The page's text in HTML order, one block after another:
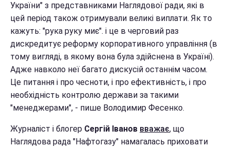
України" з представниками Наглядової ради, які в
цей період також отримували великі виплати. Як то
кажуть: "рука руку миє". і це в черговий раз
дискредитує реформу корпоративного управління (в
тому вигляді, в якому вона була здійснена в Україні).
Адже навколо неї багато дискусій останнім часом.
Це питання і про чесноти, і про ефективність, і про
необхідність контролю держави за такими
"менеджерами", - пише Володимир Фесенко.
Журналіст і блогер Сергій Іванов вважає, що
Наглядова рада "Нафтогазу" намагалась приховати